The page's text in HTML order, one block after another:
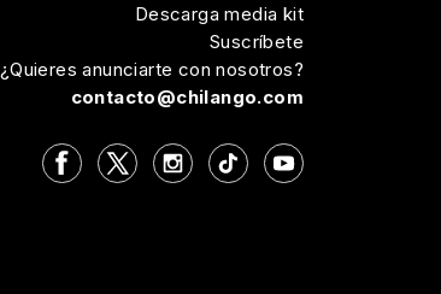
Descarga media kit
Suscríbete
¿Quieres anunciarte con nosotros?
contacto@chilango.com